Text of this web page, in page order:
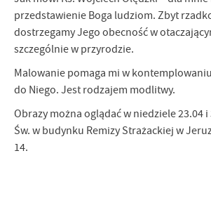
przedstawienie Boga ludziom. Zbyt
dostrzegamy Jego obecność w
szczególnie w przyrodzie.
Malowanie pomaga mi w
do Niego. Jest rodzajem modlitwy.
Obrazy można oglądać w niedziele 23.04 i
Św. w budynku Remizy Strażackiej w
14.
społecznościowych.